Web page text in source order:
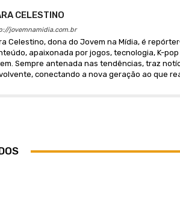
CELESTINO
jovemnamidia.com.br
Celestino, dona do Jovem na Mídia, é
apaixonada por jogos, tecnologia, K-
Sempre antenada nas tendências, traz
conectando a nova geração ao que